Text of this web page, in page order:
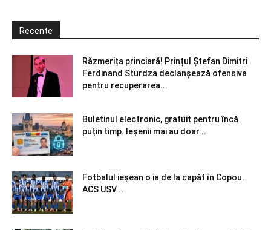
Recente
Răzmerița princiară! Prințul Ștefan Dimitri
Ferdinand Sturdza declanșează ofensiva
pentru recuperarea...
Buletinul electronic, gratuit pentru încă
puțin timp. Ieșenii mai au doar...
Fotbalul ieșean o ia de la capăt în Copou.
ACS USV...